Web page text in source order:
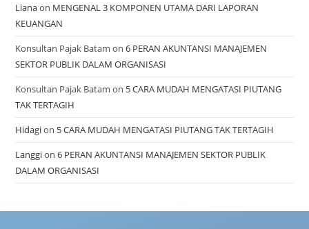
Lianaon MENGENAL 3 KOMPONEN UTAMA DARI LAPORAN
KEUANGAN
Konsultan Pajak Batam on6 PERAN AKUNTANSI MANAJEMEN
SEKTOR PUBLIK DALAM ORGANISASI
Konsultan Pajak Batam on 5 CARA MUDAH MENGATASI PIUTANG
TAK TERTAGIH
Hidagion 5 CARA MUDAH MENGATASI PIUTANG TAK TERTAGIH
Langgion6 PERAN AKUNTANSI MANAJEMEN SEKTOR PUBLIK
DALAM ORGANISASI